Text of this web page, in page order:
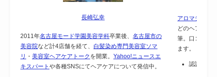
長崎弘幸
2011年名古屋モード学園美容学科卒業後、名古屋市の
美容院など計4店舗を経て、白髪染め専門美容室ソマ
リ ・美容室ヘアケアトーク を開業。Yahoo!ニュースエ
キスパートや各種SNSにてヘアケアについて発信中。
アロマテラピ
どのヘアケア
筆。口コミで
ます。
認証：